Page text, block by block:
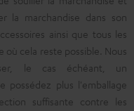
la marchandise dans son
ainsi que tous les
où cela reste possible. Nous
le cas échéant, un
possédez plus l'emballage
suffisante contre les